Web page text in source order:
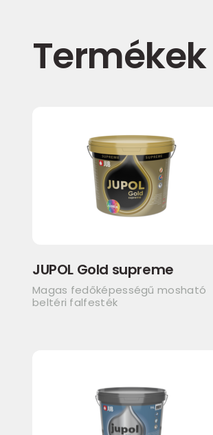
Termékek
JUPOL Gold supreme
Magas fedőképességű mosható
beltéri falfesték